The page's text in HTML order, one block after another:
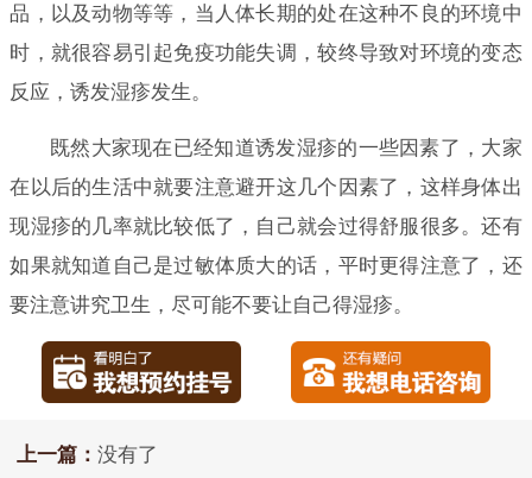
品，以及动物等等，当人体长期的处在这种不良的环境中
时，就很容易引起免疫功能失调，较终导致对环境的变态
反应，诱发湿疹发生。
既然大家现在已经知道诱发湿疹的一些因素了，大家
在以后的生活中就要注意避开这几个因素了，这样身体出
现湿疹的几率就比较低了，自己就会过得舒服很多。还有
如果就知道自己是过敏体质大的话，平时更得注意了，还
要注意讲究卫生，尽可能不要让自己得湿疹。
上一篇： 没有了